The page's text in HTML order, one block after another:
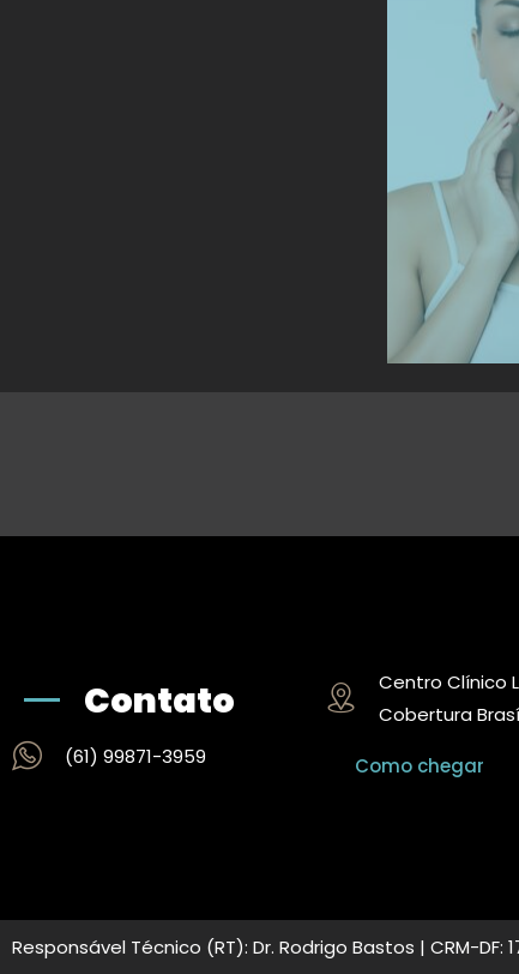
Contato
(61) 99871-3959
Centro Clínico
Cobertura
Como chegar
Responsável Técnico (RT): Dr. Rodrigo Bastos | CRM-DF: